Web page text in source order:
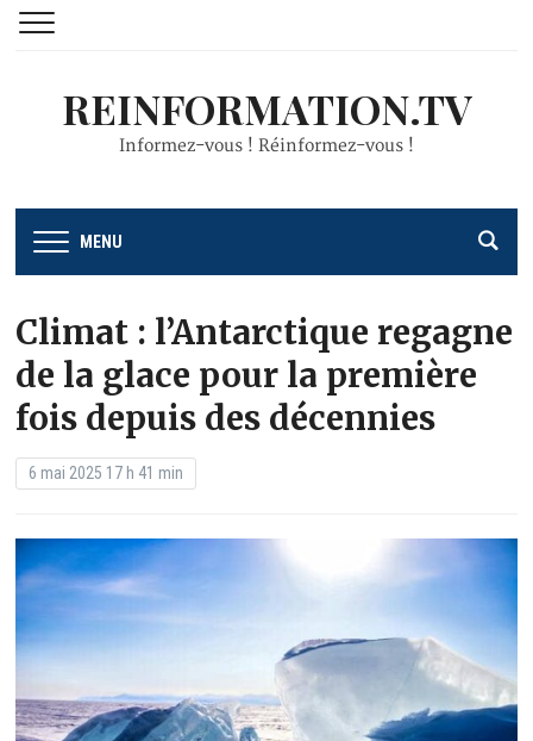
REINFORMATION.TV
Informez-vous ! Réinformez-vous !
MENU
Climat : l’Antarctique regagne
de la glace pour la première
fois depuis des décennies
6 mai 2025 17 h 41 min